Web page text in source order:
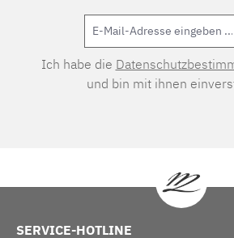
Ich habe die
und bin mit ihnen
SERVICE-HOTLINE